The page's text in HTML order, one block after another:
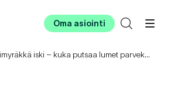
Oma asiointi
Lumimyräkkä iski – kuka putsaa lumet parvekkeelta?